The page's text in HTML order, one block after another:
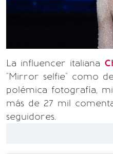
La influencer italiana
"Mirror selfie" como
polémica fotografía,
más de 27 mil
seguidores.